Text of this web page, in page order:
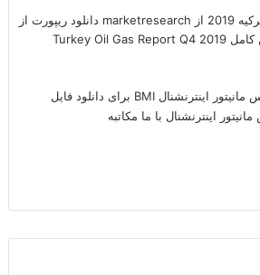
دانلود گزارش های بیزینس مانیتور اینترنشنال BMI برای دانلود فایل
اینترنشنال با ما مکاتبه